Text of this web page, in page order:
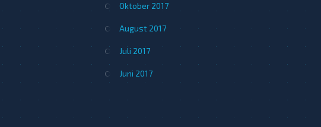
Oktober 2017
August 2017
Juli 2017
Juni 2017